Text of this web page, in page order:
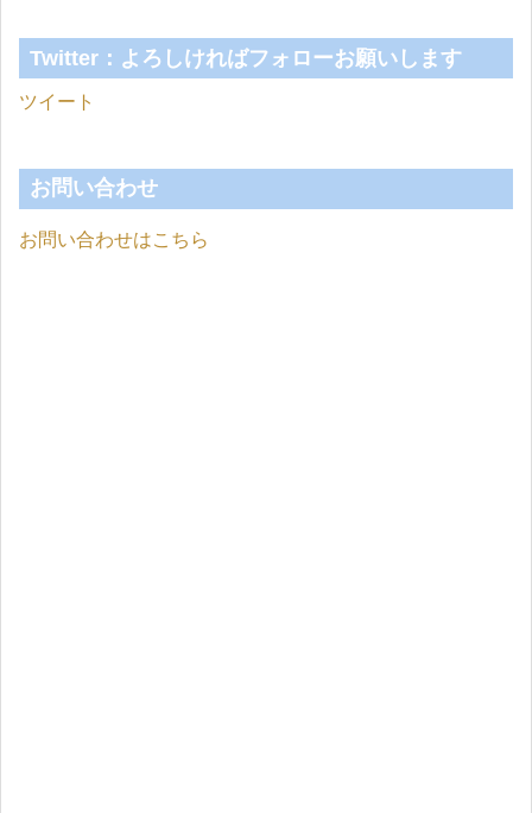
Twitter：よろしければフォローお願いします
ツイート
お問い合わせ
お問い合わせはこちら